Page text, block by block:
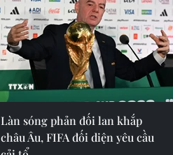
Làn sóng phản đối lan khắp
châu Âu, FIFA đối diện yêu cầu